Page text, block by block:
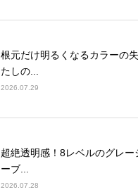
根元だけ明るくなるカラーの
たしの...
2026.07.29
超絶透明感！8レベルのグレー
ーブ...
2026.07.28